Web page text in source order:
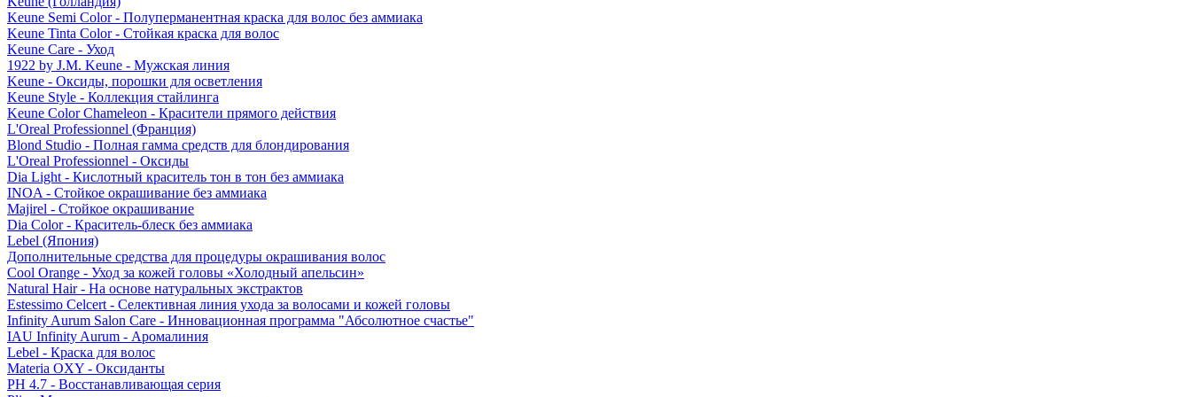
Keune Semi Color - Полуперманентная краска для волос без аммиака
Keune Tinta Color - Стойкая краска для волос
Keune Care - Уход
1922 by J.M. Keune - Мужская линия
Keune - Оксиды, порошки для осветления
Keune Style - Коллекция стайлинга
Keune Color Chameleon - Красители прямого действия
L'Oreal Professionnel (Франция)
Blond Studio - Полная гамма средств для блондирования
L'Oreal Professionnel - Оксиды
Dia Light - Кислотный краситель тон в тон без аммиака
INOA - Стойкое окрашивание без аммиака
Majirel - Стойкое окрашивание
Dia Color - Краситель-блеск без аммиака
Lebel (Япония)
Дополнительные средства для процедуры окрашивания волос
Cool Orange - Уход за кожей головы «Холодный апельсин»
Natural Hair - На основе натуральных экстрактов
Estessimo Celcert - Селективная линия ухода за волосами и кожей головы
Infinity Aurum Salon Care - Инновационная программа "Абсолютное счастье"
IAU Infinity Aurum - Аромалиния
Lebel - Краска для волос
Materia OXY - Оксиданты
PH 4.7 - Восстанавливающая серия